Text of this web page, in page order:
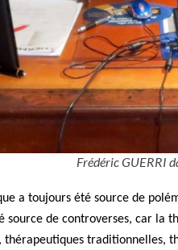
Frédéric GUERRI
a toujours été source de
source de controverses, car la
traditionnelles,